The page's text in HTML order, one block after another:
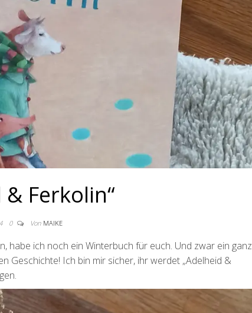
Ferkolin“
0 Von MAIKE
habe ich noch ein Winterbuch für euch. Und zwar ein ganz
Geschichte! Ich bin mir sicher, ihr werdet „Adelheid &